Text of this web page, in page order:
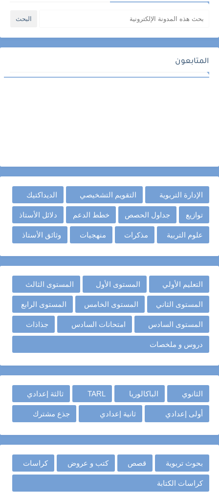
المتابعون
الإدارة التربوية التقويم التشخيصي الديداكتيك
توازيع جداول الحصص خطط الدعم دلائل الأستاذ
علوم التربية مذكرات منهجيات وثائق الأستاذ
التعليم الأولي المستوى الأول المستوى الثالث
المستوى الثاني المستوى الخامس المستوى الرابع
المستوى السادس امتحانات السادس جذاذات
دروس و ملخصات
الثانوي الباكالوريا TARL ثالثة إعدادي
أولى إعدادي ثانية إعدادي جذع مشترك
بحوث تربوية قصص كتب و عروض كراسات
كراسات الكتابة